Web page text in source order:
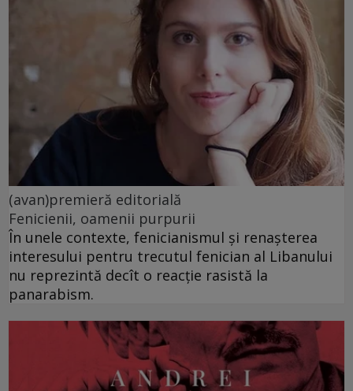
(avan)premieră editorială
Fenicienii, oamenii purpurii
În unele contexte, fenicianismul și renașterea
interesului pentru trecutul fenician al Libanului
nu reprezintă decît o reacție rasistă la
panarabism.